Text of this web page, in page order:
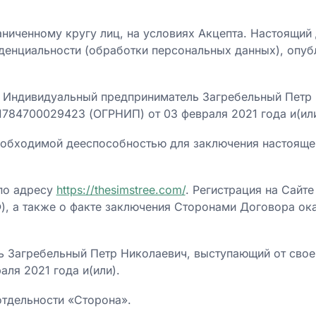
кругу лиц, на условиях Акцепта.
(обработки персональных данных),
Индивидуальный предприниматель Загребельный
(ОГРНИП) от 03 февраля 2021 года
дееспособностью для заключения
адресу https://thesimstree.com/. Регистрация на
также о факте заключения Сторонами Договора
Петр Николаевич, выступающий от
2021 года и(или).
«Сторона».